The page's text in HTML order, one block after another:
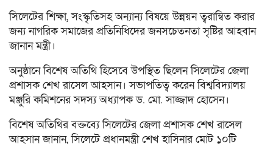
সিলেটের শিক্ষা, সংস্কৃতিসহ অন্যান্য বিষয়ে উন্নয়ন ত্বরান্বিত করার
জন্য নাগরিক সমাজের প্রতিনিধিদের জনসচেতনতা সৃষ্টির আহবান
জানান মন্ত্রী।
অনুষ্ঠানে বিশেষ অতিথি হিসেবে উপস্থিত ছিলেন সিলেটের জেলা
প্রশাসক শেখ রাসেল আহসান। সভাপতিত্ব করেন বিশ্ববিদ্যালয়
মঞ্জুরি কমিশনের সদস্য অধ্যাপক ড. মো. সাজ্জাদ হোসেন।
বিশেষ অতিথির বক্তব্যে সিলেটের জেলা প্রশাসক শেখ রাসেল
আহসান জানান, সিলেটে প্রধানমন্ত্রী শেখ হাসিনার মোট ১০টি